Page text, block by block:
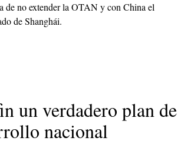
de no extender la OTAN y con China el
de Shanghái.
un verdadero plan de
nacional